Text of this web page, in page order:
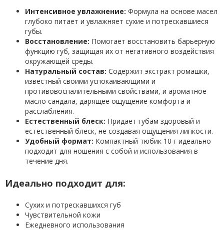
Интенсивное увлажнение: Формула на основе масел
глубоко питает и увлажняет сухие и потрескавшиеся
губы.
Восстановление: Помогает восстановить барьерную
функцию губ, защищая их от негативного воздействия
окружающей среды.
Натуральный состав: Содержит экстракт ромашки,
известный своими успокаивающими и
противовоспалительными свойствами, и ароматное
масло сандала, дарящее ощущение комфорта и
расслабления.
Естественный блеск: Придает губам здоровый и
естественный блеск, не создавая ощущения липкости.
Удобный формат: Компактный тюбик 10 г идеально
подходит для ношения с собой и использования в
течение дня.
Идеально подходит для:
Сухих и потрескавшихся губ
Чувствительной кожи
Ежедневного использования